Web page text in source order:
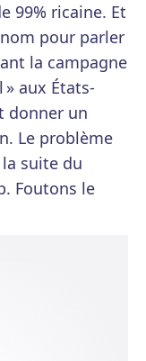
99% ricaine. Et
pour parler
la campagne
aux États-
donner un
Le problème
suite du
Foutons le